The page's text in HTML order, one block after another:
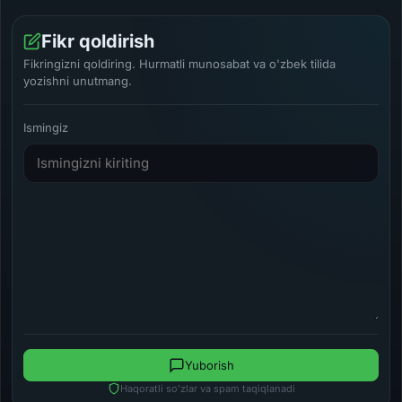
Fikr qoldirish
Fikringizni qoldiring. Hurmatli munosabat va o'zbek tilida
yozishni unutmang.
Ismingiz
Haqoratli so'zlar va spam taqiqlanadi
Yuborish